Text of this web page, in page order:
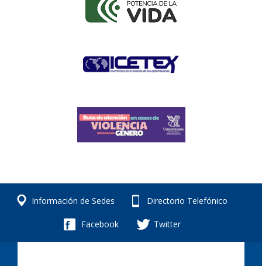
Información de Sedes Directorio Telefónico
Facebook Twitter